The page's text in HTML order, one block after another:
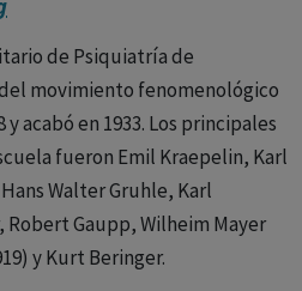
de Psiquiatría de
movimiento fenomenológico
acabó en 1933. Los principales
fueron Emil Kraepelin, Karl
Walter Gruhle, Karl
Robert Gaupp, Wilheim Mayer
y Kurt Beringer.